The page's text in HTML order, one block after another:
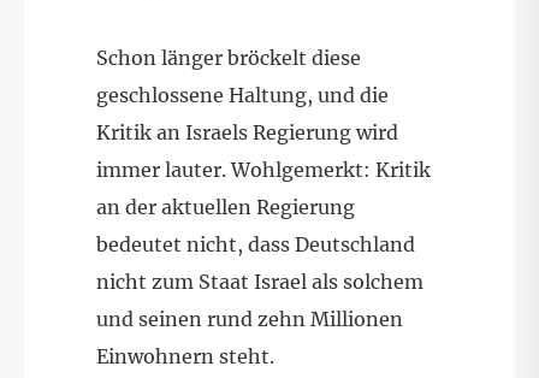
Schon länger bröckelt diese
geschlossene Haltung, und die
Kritik an Israels Regierung wird
immer lauter. Wohlgemerkt: Kritik
an der aktuellen Regierung
bedeutet nicht, dass Deutschland
nicht zum Staat Israel als solchem
und seinen rund zehn Millionen
Einwohnern steht.